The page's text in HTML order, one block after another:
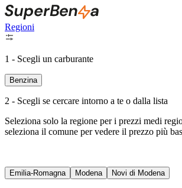
Regioni
1 - Scegli un carburante
Benzina
2 - Scegli se cercare intorno a te o dalla lista
Seleziona solo la regione per i prezzi medi
seleziona il comune per vedere il prezzo più
Emilia-Romagna Modena Novi di Modena